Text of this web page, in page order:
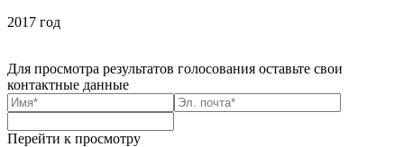
2017 год
Для просмотра результатов голосования оставьте свои
контактные данные
Перейти к просмотру